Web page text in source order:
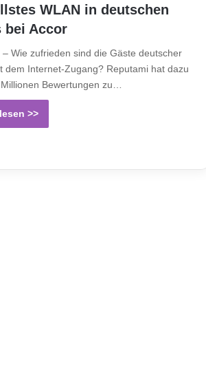
WLAN in deutschen
bei Accor
– Wie zufrieden sind die Gäste deutscher
dem Internet-Zugang? Reputami hat dazu
Bewertungen zu…
>>